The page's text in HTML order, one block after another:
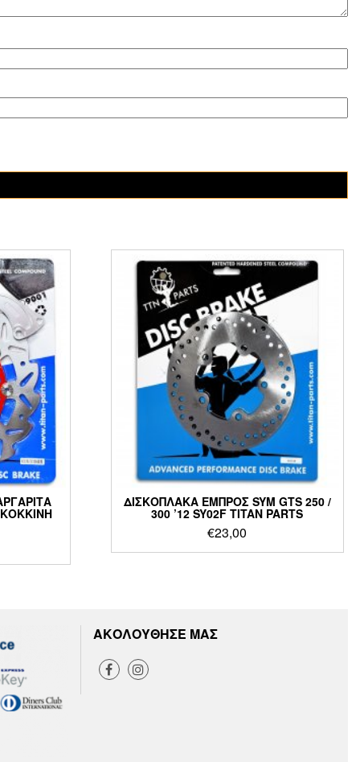
ΚΟΚΚΙΝΗ
ΔΙΣΚΟΠΛΑΚΑ ΕΜΠΡΟΣ SYM GTS 250 /
300 ’12 SY02F TITAN PARTS
€23,00
ΑΚΟΛΟΥΘΗΣΕ ΜΑΣ